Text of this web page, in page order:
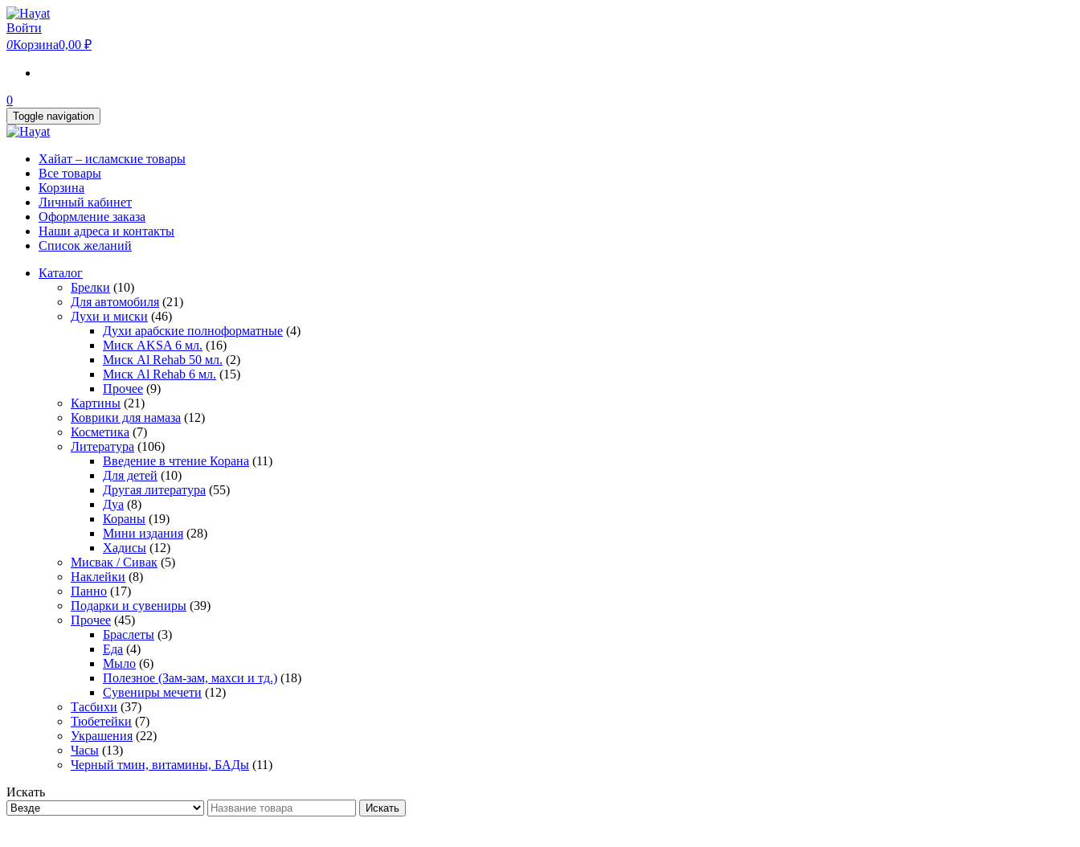
Skip
to
the
content
Войти
0Корзина0,00 ₽
0
Toggle navigation
Хайат – исламские товары
Все товары
Корзина
Личный кабинет
Оформление заказа
Наши адреса и контакты
Список желаний
Каталог
Брелки (10)
Для автомобиля (21)
Духи и миски (46)
Духи арабские полноформатные (4)
Миск AKSA 6 мл. (16)
Миск Al Rehab 50 мл. (2)
Миск Al Rehab 6 мл. (15)
Прочее (9)
Картины (21)
Коврики для намаза (12)
Косметика (7)
Литература (106)
Введение в чтение Корана (11)
Для детей (10)
Другая литература (55)
Дуа (8)
Кораны (19)
Мини издания (28)
Хадисы (12)
Мисвак / Сивак (5)
Наклейки (8)
Панно (17)
Подарки и сувениры (39)
Прочее (45)
Браслеты (3)
Еда (4)
Мыло (6)
Полезное (Зам-зам, махси и тд.) (18)
Сувениры мечети (12)
Тасбихи (37)
Тюбетейки (7)
Украшения (22)
Часы (13)
Черный тмин, витамины, БАДы (11)
Искать
Искать